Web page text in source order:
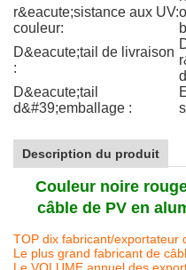
r&eacute;sistance aux UV:
couleur:
D&eacute;tail de livraison
:
D&eacute;tail
d&#39;emballage :
Description du produit
Couleur noire
câble de PV en
TOP dix fabricant/exportateur
Le plus grand fabricant de